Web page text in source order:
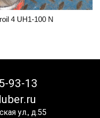
4 UH1-100 N
93-13
ул., д.55